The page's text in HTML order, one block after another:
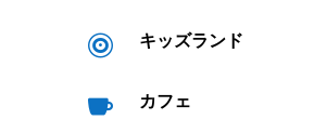
 キッズランド
 カフェ